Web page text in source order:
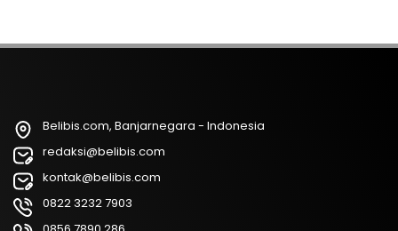
Belibis.com, Banjarnegara - Indonesia
redaksi@belibis.com
kontak@belibis.com
0822 3232 7903